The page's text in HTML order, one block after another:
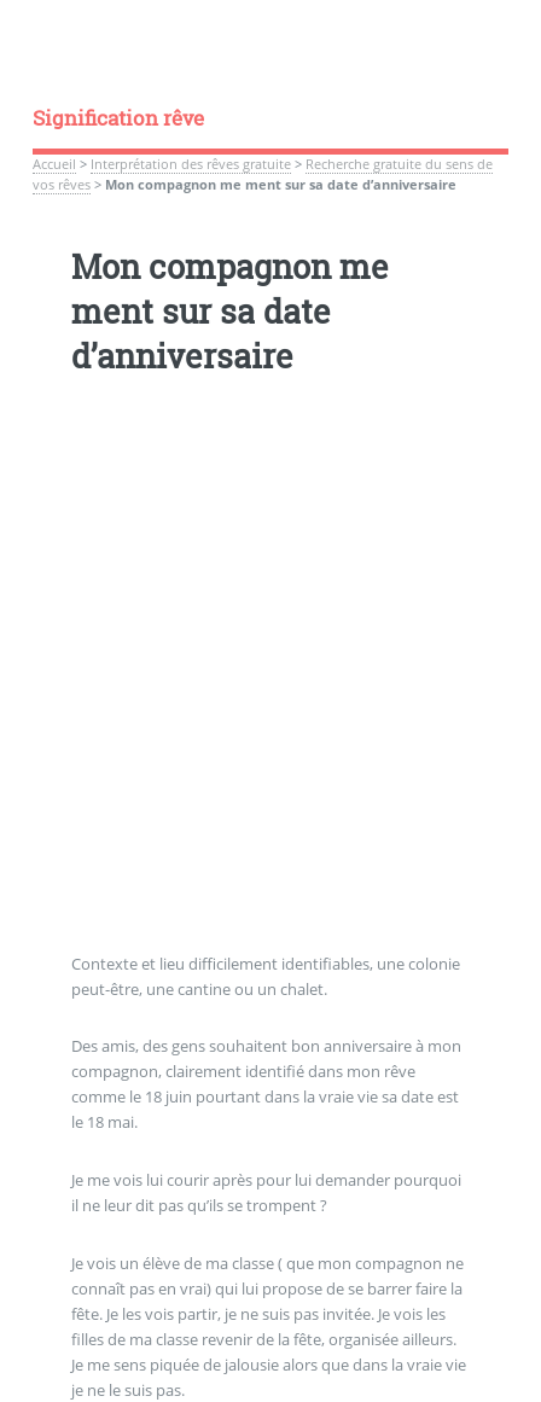
Signification rêve
Accueil > Interprétation des rêves gratuite> Recherche gratuite du sens de
vos rêves> Mon compagnon me ment sur sa date d’anniversaire
Mon compagnon me
ment sur sa date
d’anniversaire
Contexte et lieu difficilement identifiables, une colonie
peut-être, une cantine ou un chalet.
Des amis, des gens souhaitent bon anniversaire à mon
compagnon, clairement identifié dans mon rêve
comme le 18 juin pourtant dans la vraie vie sa date est
le 18 mai.
Je me vois lui courir après pour lui demander pourquoi
il ne leur dit pas qu’ils se trompent ?
Je vois un élève de ma classe ( que mon compagnon ne
connaît pas en vrai) qui lui propose de se barrer faire la
fête. Je les vois partir, je ne suis pas invitée. Je vois les
filles de ma classe revenir de la fête, organisée ailleurs.
Je me sens piquée de jalousie alors que dans la vraie vie
je ne le suis pas.